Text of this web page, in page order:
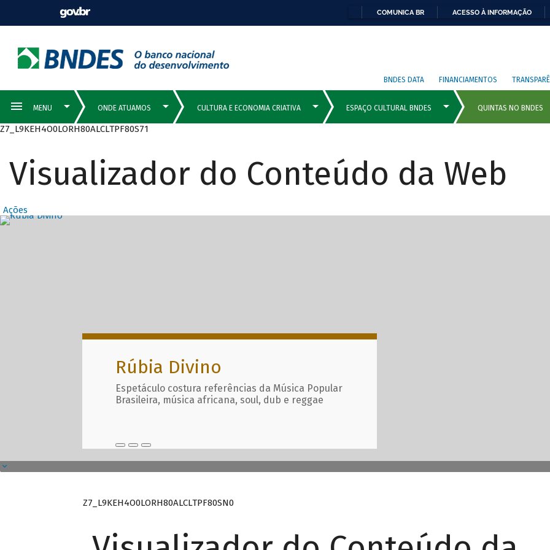
COMUNICA BR ACESSO À INFORMAÇÃO
BNDES DATA FINANCIAMENTOS
Z7_L9KEH4O0LORH80ALCLTPF80S71
Visualizador do Conteúdo da Web
Ações
Destaques Principais com
Rúbia Divino
Espetáculo costura referências da Música Popular
Brasileira, música africana, soul, dub e reggae
Z7_L9KEH4O0LORH80ALCLTPF80SN0